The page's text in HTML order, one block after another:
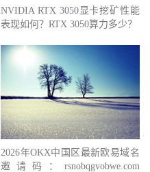
NVIDIA RTX 3050显卡挖矿性能
表现如何？RTX 3050算力多少？
2026年OKX中国区最新欧易域名
邀请码：rsnobqgvobwe.com